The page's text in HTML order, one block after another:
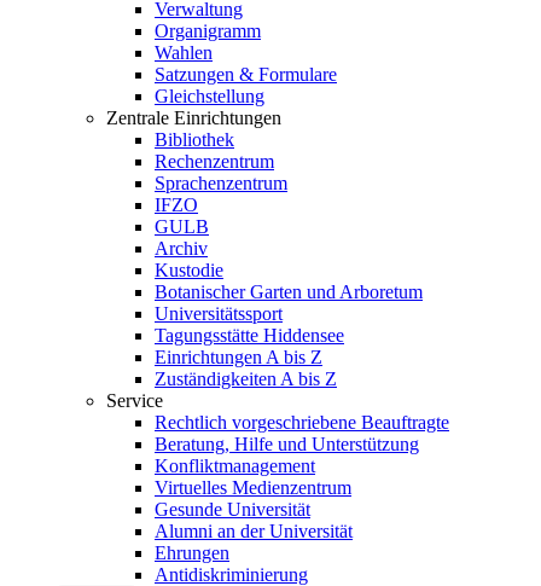
Verwaltung
Organigramm
Wahlen
Satzungen & Formulare
Gleichstellung
Zentrale Einrichtungen
Bibliothek
Rechenzentrum
Sprachenzentrum
IFZO
GULB
Archiv
Kustodie
Botanischer Garten und Arboretum
Universitätssport
Tagungsstätte Hiddensee
Einrichtungen A bis Z
Zuständigkeiten A bis Z
Service
Rechtlich vorgeschriebene Beauftragte
Beratung, Hilfe und Unterstützung
Konfliktmanagement
Virtuelles Medienzentrum
Gesunde Universität
Alumni an der Universität
Ehrungen
Antidiskriminierung